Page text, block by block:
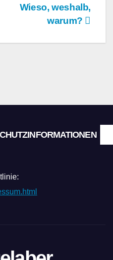
Wieso, weshalb,
warum?